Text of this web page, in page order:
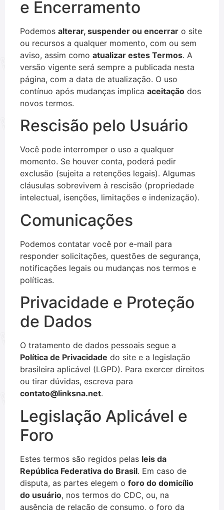
e Encerramento
Podemos alterar, suspender ou encerrar o site
ou recursos a qualquer momento, com ou sem
aviso, assim como atualizar estes Termos. A
versão vigente será sempre a publicada nesta
página, com a data de atualização. O uso
contínuo após mudanças implica aceitação dos
novos termos.
Rescisão pelo Usuário
Você pode interromper o uso a qualquer
momento. Se houver conta, poderá pedir
exclusão (sujeita a retenções legais). Algumas
cláusulas sobrevivem à rescisão (propriedade
intelectual, isenções, limitações e indenização).
Comunicações
Podemos contatar você por e-mail para
responder solicitações, questões de segurança,
notificações legais ou mudanças nos termos e
políticas.
Privacidade e Proteção
de Dados
O tratamento de dados pessoais segue a
Política de Privacidade do site e a legislação
brasileira aplicável (LGPD). Para exercer direitos
ou tirar dúvidas, escreva para
contato@linksna.net.
Legislação Aplicável e
Foro
Estes termos são regidos pelas leis da
República Federativa do Brasil. Em caso de
disputa, as partes elegem o foro do domicílio
do usuário, nos termos do CDC, ou, na
ausência de relação de consumo, o foro da